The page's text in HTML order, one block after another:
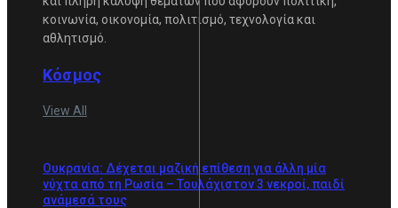
κοινωνία, οικονομία, πολιτισμό, τεχνολογία και
αθλητισμό.
Κόσμος
View All
Ουκρανία: Δέχεται μαζική επίθεση για άλλη μία
νύχτα από τη Ρωσία – Τουλάχιστον 3 νεκροί, παιδί
ανάμεσά τους